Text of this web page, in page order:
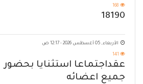
168
18190
الأربعاء, 05 أغسطس 2026 - 12:17 ص
141
عقداجتماعا استثنايا بحضور
جميع اعضائه